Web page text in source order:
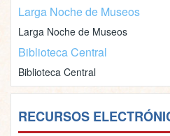
Larga Noche de Museos
Larga Noche de Museos
Biblioteca Central
Biblioteca Central